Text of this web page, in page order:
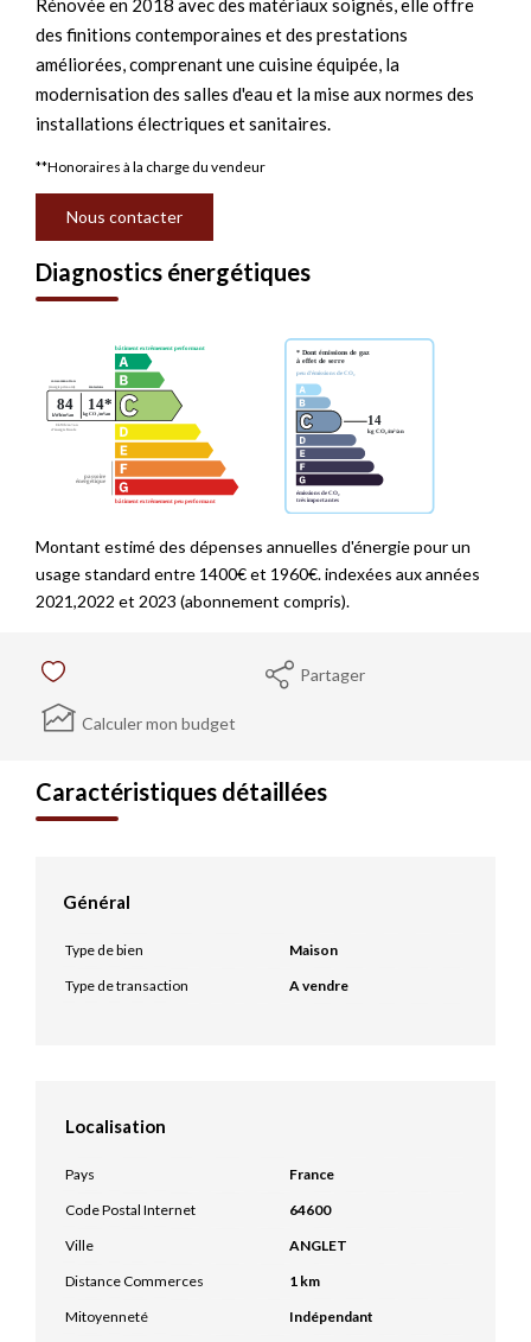
Rénovée en 2018 avec des matériaux soignés, elle offre
des finitions contemporaines et des prestations
améliorées, comprenant une cuisine équipée, la
modernisation des salles d'eau et la mise aux normes des
installations électriques et sanitaires.
**Honoraires à la charge du vendeur
Nous contacter
Diagnostics énergétiques
Montant estimé des dépenses annuelles d'énergie pour un
usage standard entre 1400€ et 1960€. indexées aux années
2021,2022 et 2023 (abonnement compris).
Partager
Calculer mon budget
Caractéristiques détaillées
Général
Type de bien
Maison
Type de transaction
A vendre
Localisation
Pays
France
Code Postal Internet
64600
Ville
ANGLET
Distance Commerces
1 km
Mitoyenneté
Indépendant